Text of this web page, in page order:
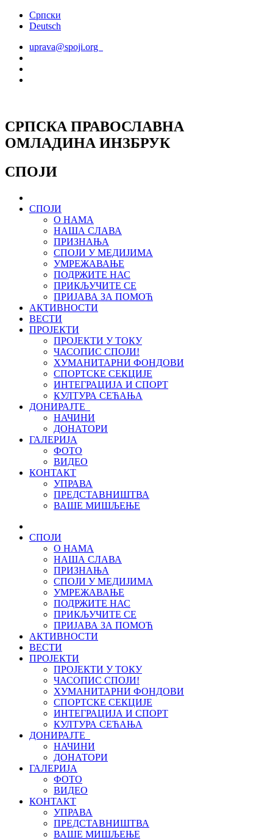
СкочитеСрпски
Deutsch
uprava@spoji.org
СРПСКА ПРАВОСЛАВНА
ОМЛАДИНА ИНЗБРУК
СПОЈИ
СПОЈИ
О НАМА
НАША СЛАВА
ПРИЗНАЊА
СПОЈИ У МЕДИЈИМА
УМРЕЖАВАЊЕ
ПОДРЖИТЕ НАС
ПРИКЉУЧИТЕ СЕ
ПРИЈАВА ЗА ПОМОЋ
АКТИВНОСТИ
ВЕСТИ
ПРОЈЕКТИ
ПРОЈЕКТИ У ТОКУ
ЧАСОПИС СПОЈИ!
ХУМАНИТАРНИ ФОНДОВИ
СПОРТСКЕ СЕКЦИЈЕ
ИНТЕГРАЦИЈА И СПОРТ
КУЛТУРА СЕЋАЊА
ДОНИРАЈТЕ
НАЧИНИ
ДОНАТОРИ
ГАЛЕРИЈА
ФОТО
ВИДЕО
КОНТАКТ
УПРАВА
ПРЕДСТАВНИШТВА
ВАШЕ МИШЉЕЊЕ
СПОЈИ
О НАМА
НАША СЛАВА
ПРИЗНАЊА
СПОЈИ У МЕДИЈИМА
УМРЕЖАВАЊЕ
ПОДРЖИТЕ НАС
ПРИКЉУЧИТЕ СЕ
ПРИЈАВА ЗА ПОМОЋ
АКТИВНОСТИ
ВЕСТИ
ПРОЈЕКТИ
ПРОЈЕКТИ У ТОКУ
ЧАСОПИС СПОЈИ!
ХУМАНИТАРНИ ФОНДОВИ
СПОРТСКЕ СЕКЦИЈЕ
ИНТЕГРАЦИЈА И СПОРТ
КУЛТУРА СЕЋАЊА
ДОНИРАЈТЕ
НАЧИНИ
ДОНАТОРИ
ГАЛЕРИЈА
ФОТО
ВИДЕО
КОНТАКТ
УПРАВА
ПРЕДСТАВНИШТВА
ВАШЕ МИШЉЕЊЕ